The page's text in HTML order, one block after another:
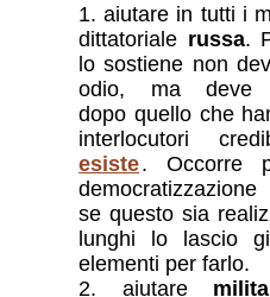
aiutare in tutti i
dittatoriale russa.
lo sostiene non
odio, ma deve
dopo quello che
interlocutori
esiste. Occorre
se questo sia
lunghi lo lascio
elementi per farlo.
aiutare